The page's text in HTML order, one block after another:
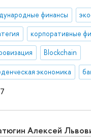
финансы
корпоративные
Blockchain
экономика
Алексей